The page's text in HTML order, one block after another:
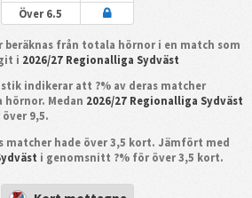
Över 6.5
beräknas från totala hörnor i en match som
i 2026/27 Regionalliga Sydväst
indikerar att ?% av deras matcher
hörnor. Medan 2026/27 Regionalliga Sydväst
9,5.
matcher hade över 3,5 kort. Jämfört med
i genomsnitt ?% för över 3,5 kort.